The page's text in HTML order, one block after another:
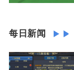
每日新闻